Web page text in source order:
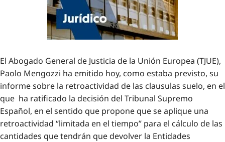
El Abogado General de Justicia de la Unión Europea (TJUE),
Paolo Mengozzi ha emitido hoy, como estaba previsto, su
informe sobre la retroactividad de las clausulas suelo, en el
que ha ratificado la decisión del Tribunal Supremo
Español, en el sentido que propone que se aplique una
retroactividad “limitada en el tiempo” para el cálculo de las
cantidades que tendrán que devolver la Entidades